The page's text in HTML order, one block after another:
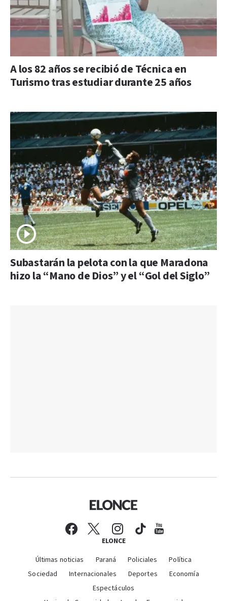
A los 82 años se recibió de Técnica en
Turismo tras estudiar durante 25 años
Subastarán la pelota con la que Maradona
hizo la “Mano de Dios” y el “Gol del Siglo”
ELONCE
Últimas noticias Paraná Policiales
Política
Sociedad
Internacionales Deportes
Economía
Espectáculos